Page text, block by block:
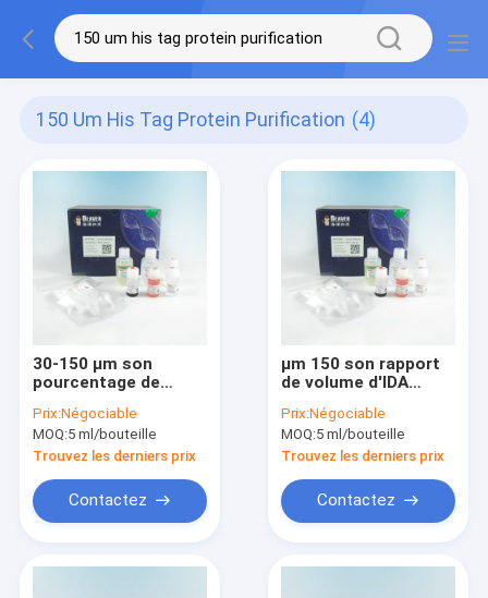
150 Um His Tag Protein Purification (4)
30-150 μm son
pourcentage de
Magbeads d'IDA-
nickel de purification
de protéine
d'étiquette
Prix:Négociable
MOQ:5 ml/bouteille
Trouvez les derniers prix
Contactez
μm 150 son rapport
de volume d'IDA
10% de purification
de protéine
d'étiquette
Prix:Négociable
MOQ:5 ml/bouteille
Trouvez les derniers prix
Contactez